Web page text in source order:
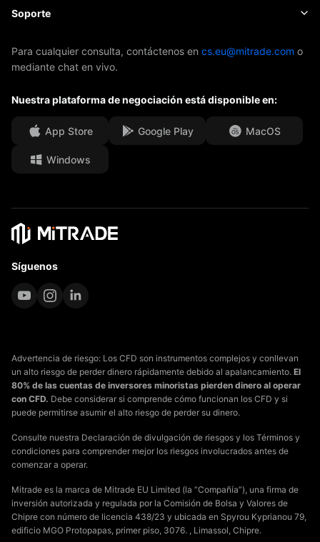
EBook
Sobre Mitrade
Nuestros premios
Centro de medios
Oportunidades de Carrera
Documentos Legales
Soporte
Centro de ayuda
F.A.Q.
Para cualquier consulta, contáctenos en cs.eu@mitrade.com o
mediante chat en vivo.
Nuestra plataforma de negociación está disponible en:
App Store Google Play MacOS
Windows
Síguenos
Advertencia de riesgo: Los CFD son instrumentos complejos y conllevan
un alto riesgo de perder dinero rápidamente debido al apalancamiento. El
80% de las cuentas de inversores minoristas pierden dinero al operar
con CFD. Debe considerar si comprende cómo funcionan los CFD y si
puede permitirse asumir el alto riesgo de perder su dinero.
Consulte nuestra Declaración de divulgación de riesgos y los Términos y
condiciones para comprender mejor los riesgos involucrados antes de
comenzar a operar.
Mitrade es la marca de Mitrade EU Limited (la “Compañía”), una firma de
inversión autorizada y regulada por la Comisión de Bolsa y Valores de
Chipre con número de licencia 438/23 y ubicada en Spyrou Kyprianou 79,
edificio MGO Protopapas, primer piso, 3076. , Limassol, Chipre.